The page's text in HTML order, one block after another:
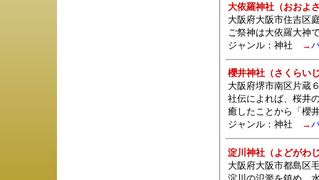
大依羅神社（おおよ
大阪府大阪市住吉区
ご祭神は大依羅大神
ジャンル： 神社 →
櫻井神社（さくらい
大阪府堺市南区片蔵
社伝によれば、桜井
癒したことから「櫻
ジャンル： 神社 →
淀川神社（よどがわ
大阪府大阪市都島区